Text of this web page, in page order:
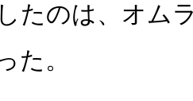
たのは、オム
た。